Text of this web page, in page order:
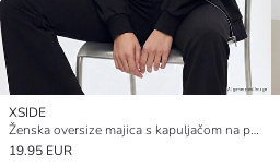
XSIDE
Ženska oversize majica s kapuljačom na patentni zatvarač
19.95 EUR